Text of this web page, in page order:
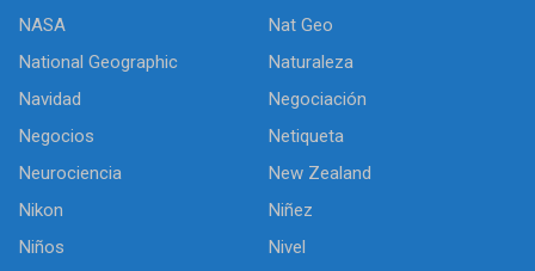
NASA
Nat Geo
National Geographic
Naturaleza
Navidad
Negociación
Negocios
Netiqueta
Neurociencia
New Zealand
Nikon
Niñez
Niños
Nivel